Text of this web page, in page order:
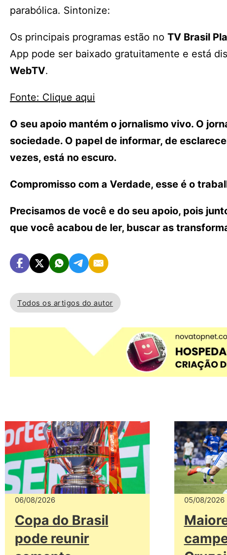
parabólica. Sintonize:
Os principais programas estão no TV Brasil
App pode ser baixado gratuitamente e está
WebTV.
Fonte: Clique aqui
O seu apoio mantém o jornalismo vivo. O
sociedade. O papel de informar, de
vezes, está no escuro.
Compromisso com a Verdade, esse é o
Precisamos de você e do seu apoio, pois
que você acabou de ler, buscar as
Todos os artigos do autor
06/08/2026
Copa do Brasil
pode reunir
05/08/2026